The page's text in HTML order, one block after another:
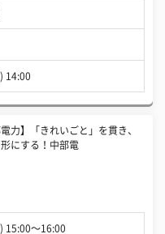
14:00
電力】「きれいごと」を貫き、
にする！中部電
15:00〜16:00